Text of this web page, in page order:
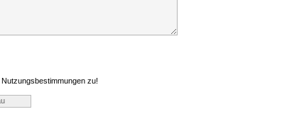
Nutzungsbestimmungenzu!